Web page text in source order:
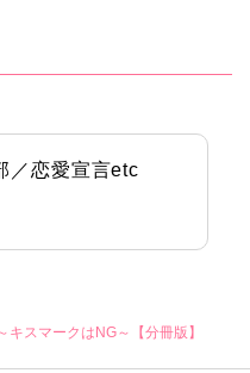
／恋愛宣言etc
キスマークはNG～【分冊版】